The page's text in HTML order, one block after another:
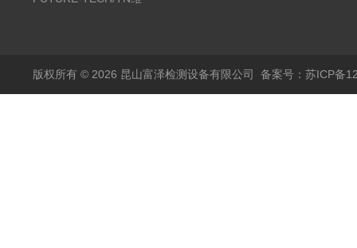
版权所有 © 2026 昆山富泽检测设备有限公司 备案号：苏ICP备